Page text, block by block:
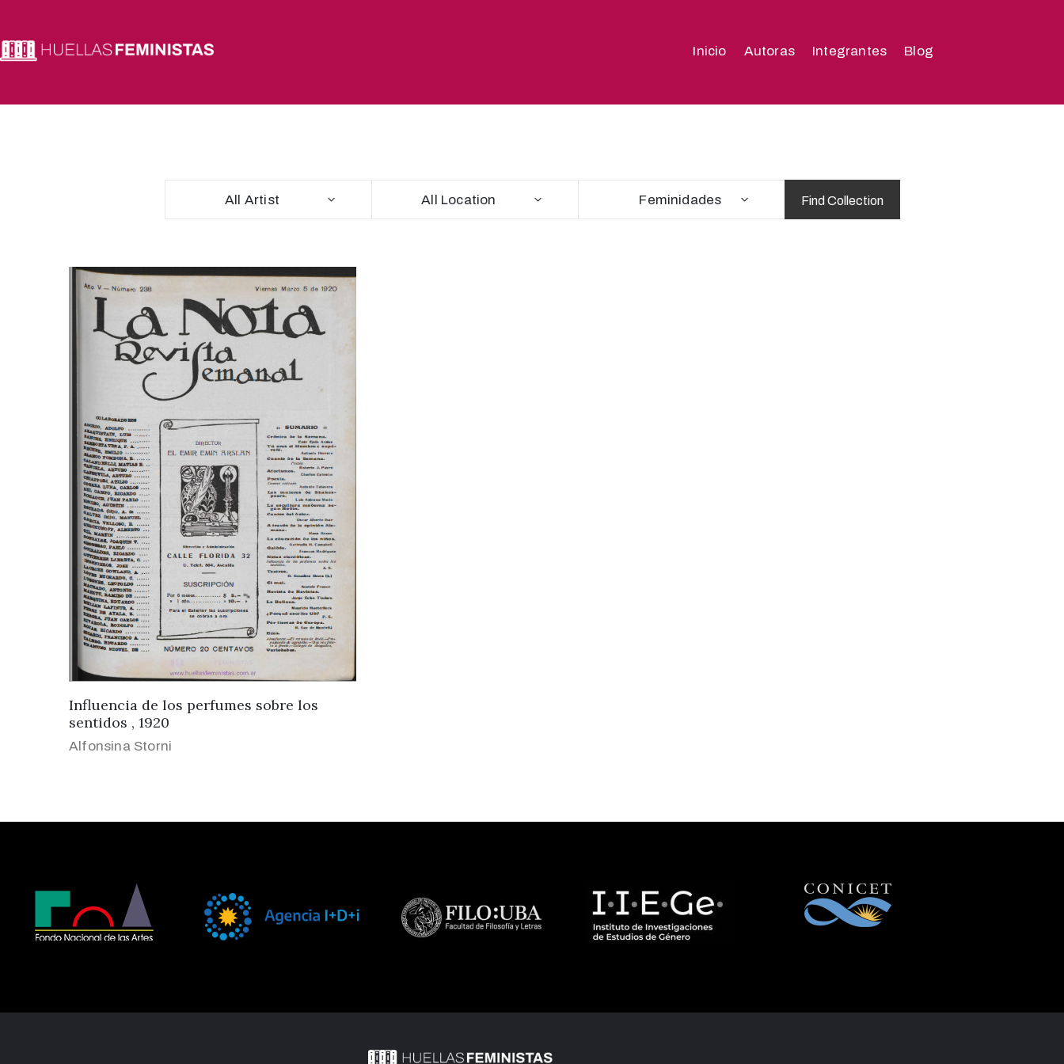
Inicio Autoras Integrantes Blog
All Artist All Location Feminidades
Influencia de los perfumes sobre los
sentidos , 1920
Alfonsina Storni